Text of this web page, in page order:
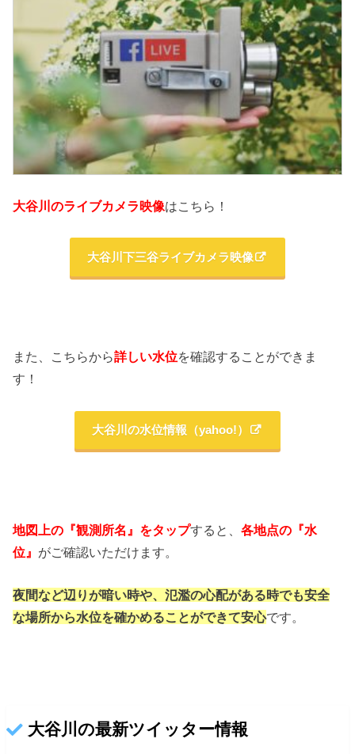
大谷川のライブカメラ映像はこちら！
大谷川下三谷ライブカメラ映像
また、こちらから詳しい水位を確認することができま
す！
大谷川の水位情報（yahoo!）
地図上の『観測所名』をタップすると、各地点の『水
位』 がご確認いただけます。
夜間など辺りが暗い時や、氾濫の心配がある時でも安全
な場所から水位を確かめることができて安心です。
大谷川の最新ツイッター情報